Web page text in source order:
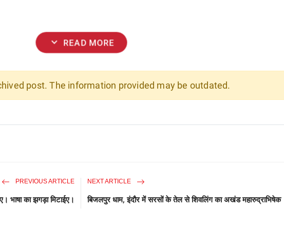
expand_more READ MORE
post. The information provided may be outdated.
PREVIOUS ARTICLE
भाषा का झगड़ा मिटाईए।
NEXT ARTICLE
बिजलपुर धाम, इंदौर में सरसों के तेल से शिवलिंग का अखंड महारुद्राभिषेक